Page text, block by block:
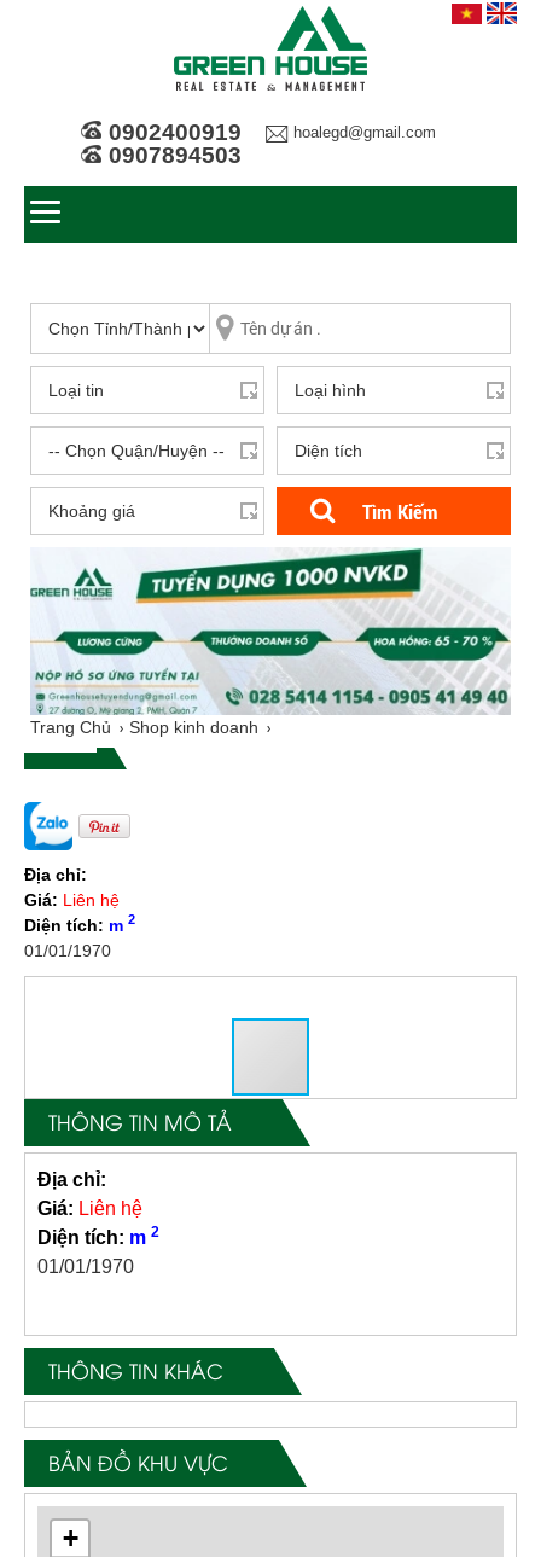
0902400919
0907894503
hoalegd@gmail.com
Tìm Kiếm
Trang Chủ Shop kinh doanh
Địa chỉ:
Giá: Liên hệ
Diện tích: m 2
01/01/1970
THÔNG TIN MÔ TẢ
Địa chỉ:
Giá: Liên hệ
Diện tích: m 2
01/01/1970
THÔNG TIN KHÁC
BẢN ĐỒ KHU VỰC
+